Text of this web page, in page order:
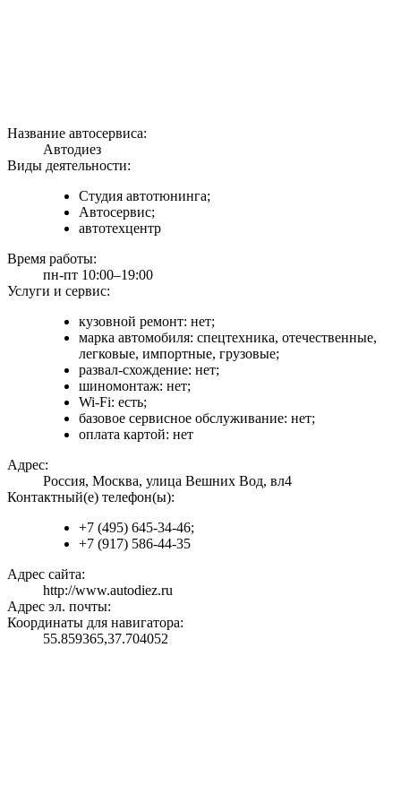
Название автосервиса:
Автодиез
Виды деятельности:
Студия автотюнинга;
Автосервис;
автотехцентр
Время работы:
пн-пт 10:00–19:00
Услуги и сервис:
кузовной ремонт: нет;
марка автомобиля: спецтехника, отечественные,
легковые, импортные, грузовые;
развал-схождение: нет;
шиномонтаж: нет;
Wi-Fi: есть;
базовое сервисное обслуживание: нет;
оплата картой: нет
Адрес:
Россия, Москва, улица Вешних Вод, вл4
Контактный(е) телефон(ы):
+7 (495) 645-34-46;
+7 (917) 586-44-35
Адрес сайта:
http://www.autodiez.ru
Адрес эл. почты:
Координаты для навигатора:
55.859365,37.704052